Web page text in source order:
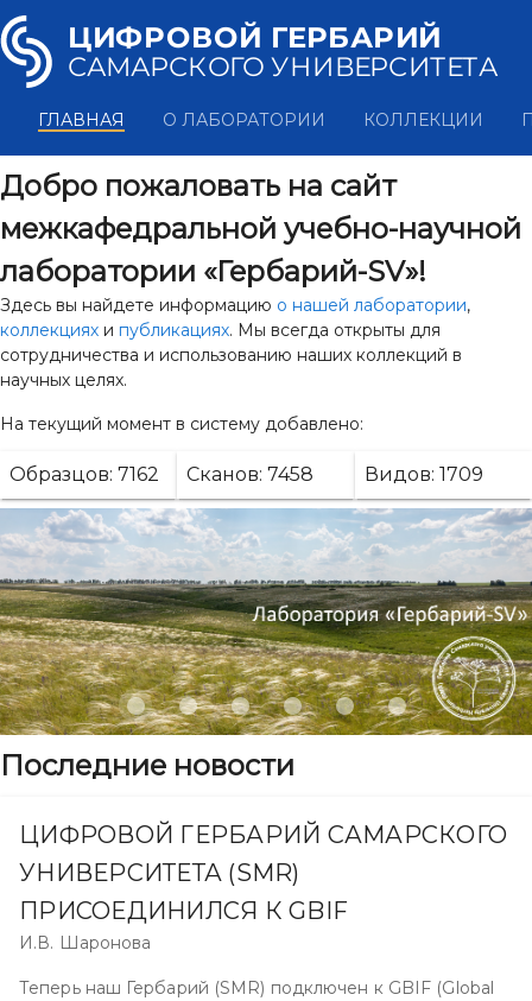
ГЛАВНАЯ О ЛАБОРАТОРИИ КОЛЛЕКЦИИ
Добро пожаловать на сайт
межкафедральной учебно-научной
лаборатории «Гербарий-SV»!
Здесь вы найдете информацию о нашей лаборатории,
коллекциях и публикациях. Мы всегда открыты для
сотрудничества и использованию наших коллекций в
научных целях.
На текущий момент в систему добавлено:
Образцов: 7162 Сканов: 7458 Видов: 1709
Последние новости
ЦИФРОВОЙ ГЕРБАРИЙ САМАРСКОГО
УНИВЕРСИТЕТА (SMR)
ПРИСОЕДИНИЛСЯ К GBIF
И.В. Шаронова
Теперь наш Гербарий (SMR) подключен к GBIF (Global